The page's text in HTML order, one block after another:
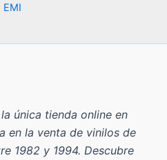
EMI
única tienda online en
en la venta de vinilos de
1982 y 1994. Descubre